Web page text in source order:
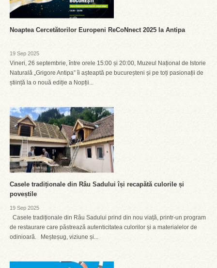
Noaptea Cercetătorilor Europeni ReCoNnect 2025 la Antipa
19 Sep 2025
Vineri, 26 septembrie, între orele 15:00 și 20:00, Muzeul Național de Istorie
Naturală „Grigore Antipa” îi așteaptă pe bucureșteni și pe toți pasionații de
știință la o nouă ediție a Nopții...
Casele tradiționale din Râu Sadului își recapătă culorile și
poveștile
19 Sep 2025
Casele tradiționale din Râu Sadului prind din nou viață, printr-un program
de restaurare care păstrează autenticitatea culorilor și a materialelor de
odinioară. Meșteșug, viziune și...